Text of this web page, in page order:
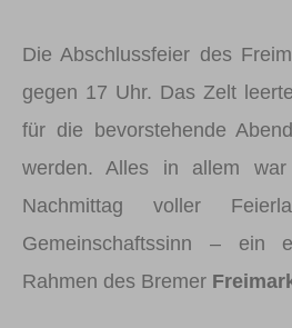
Die Abschlussfeier des
gegen 17 Uhr. Das Zelt
für die bevorstehende
werden. Alles in allem
Nachmittag voller
Gemeinschaftssinn – ein
Rahmen des Bremer